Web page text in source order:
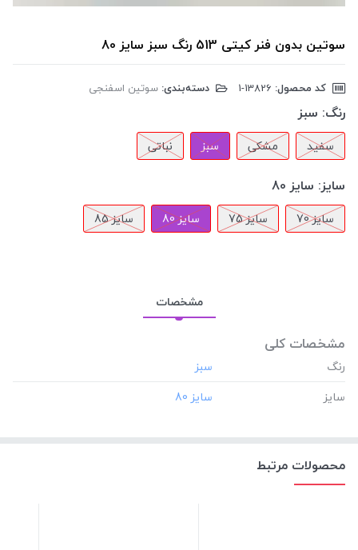
سوتین بدون فنر کیتی 513 رنگ سبز سایز 80
کد محصول: دسته‌بندی: سوتین اسفنجی
رنگ: سبز
سفید مشکی سبز نباتی
سایز: سایز 80
سایز 70 سایز 75 سایز 80 سایز 85
مشخصات
مشخصات کلی
رنگ
سایز
محصولات مرتبط